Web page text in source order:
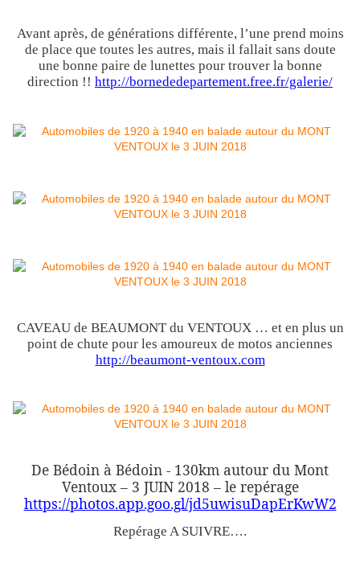
Avant après, de générations différente, l’une prend moins
de place que toutes les autres, mais il fallait sans doute
une bonne paire de lunettes pour trouver la bonne
direction !! http://bornededepartement.free.fr/galerie/
CAVEAU de BEAUMONT du VENTOUX … et en plus un
point de chute pour les amoureux de motos anciennes
http://beaumont-ventoux.com
De Bédoin à Bédoin - 130km autour du Mont
Ventoux – 3 JUIN 2018 – le repérage
https://photos.app.goo.gl/jd5uwisuDapErKwW2
Repérage A SUIVRE….